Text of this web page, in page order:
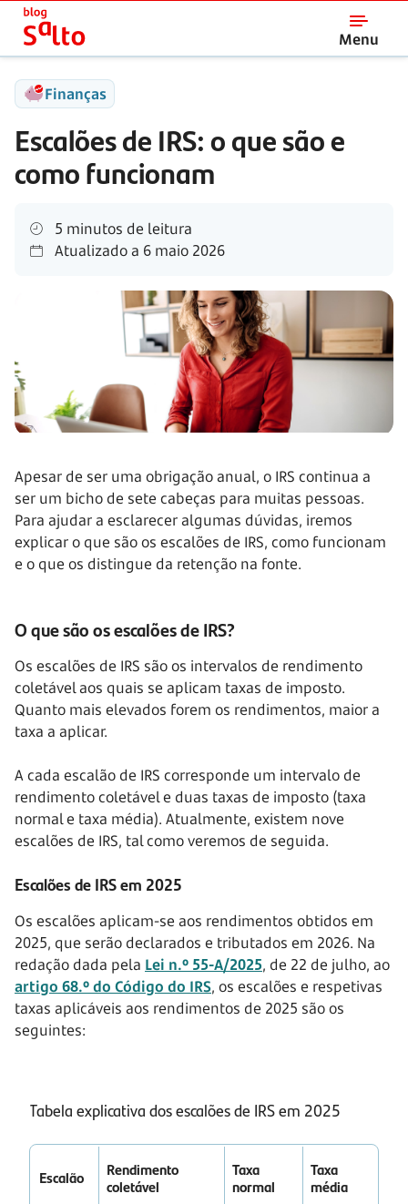
Menu
Salto
Finanças
Escalões de IRS: o que são e
como funcionam
5 minutos de leitura
Atualizado a 6 maio 2026
Apesar de ser uma obrigação anual, o IRS continua a
ser um bicho de sete cabeças para muitas pessoas.
Para ajudar a esclarecer algumas dúvidas, iremos
explicar o que são os escalões de IRS, como funcionam
e o que os distingue da retenção na fonte.
O que são os escalões de IRS?
Os escalões de IRS são os intervalos de rendimento
coletável aos quais se aplicam taxas de imposto.
Quanto mais elevados forem os rendimentos, maior a
taxa a aplicar.
A cada escalão de IRS corresponde um intervalo de
rendimento coletável e duas taxas de imposto (taxa
normal e taxa média). Atualmente, existem nove
escalões de IRS, tal como veremos de seguida.
Escalões de IRS em 2025
Os escalões aplicam-se aos rendimentos obtidos em
2025, que serão declarados e tributados em 2026. Na
redação dada pela Lei n.º 55-A/2025, de 22 de julho, ao
artigo 68.º do Código do IRS, os escalões e respetivas
taxas aplicáveis aos rendimentos de 2025 são os
seguintes:
Tabela explicativa dos escalões de IRS em 2025
Escalão
Rendimento
coletável
Taxa
normal
Taxa
média